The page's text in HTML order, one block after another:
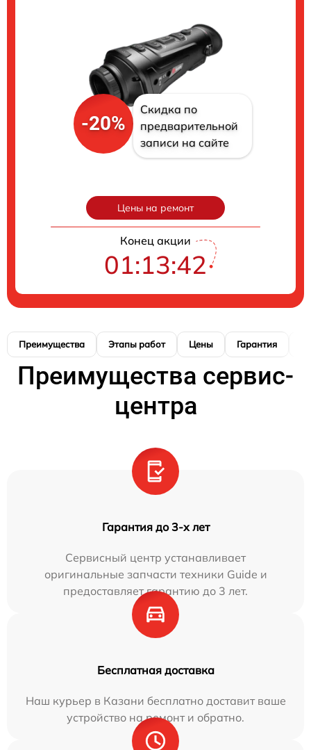
-20%
Скидка по
предварительной
записи на сайте
Цены на ремонт
Конец акции
01:13:41
Преимущества Этапы работ Цены Гарантия
Преимущества сервис-
центра
Гарантия до 3-х лет
Сервисный центр устанавливает
оригинальные запчасти техники Guide и
предоставляет гарантию до 3 лет.
Бесплатная доставка
Наш курьер в Казани бесплатно доставит ваше
устройство на ремонт и обратно.